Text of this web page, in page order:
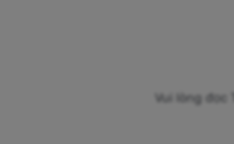
Vui lòng